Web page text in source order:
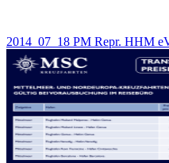
2014_07_18 PM Repr. HHM